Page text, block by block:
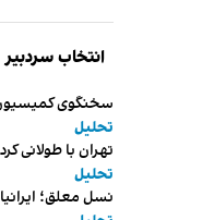
انتخاب سردبیر
سخنگوی کمیسیون بهداشت
تحلیل
تهران با طولانی
تحلیل
نسل معلق؛